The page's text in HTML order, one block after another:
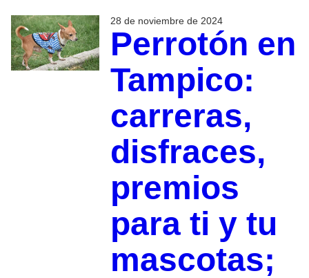
28 de noviembre de 2024
Perrotón en
Tampico:
carreras,
disfraces,
premios
para ti y tu
mascotas;